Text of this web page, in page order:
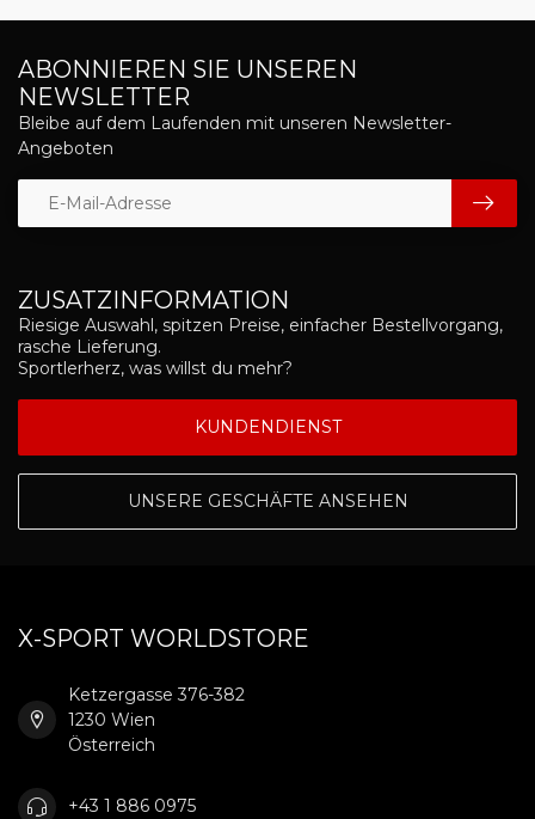
ZUSATZINFORMATION
Riesige Auswahl, spitzen Preise, einfacher Bestellvorgang,
rasche Lieferung.
Sportlerherz, was willst du mehr?
KUNDENDIENST
UNSERE GESCHÄFTE ANSEHEN
ABONNIEREN SIE UNSEREN
NEWSLETTER
Bleibe auf dem Laufenden mit unseren Newsletter-
Angeboten
X-SPORT WORLDSTORE
Ketzergasse 376-382
1230 Wien
Österreich
+43 1 886 0975